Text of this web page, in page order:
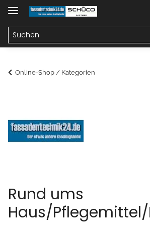
Online-Shop / Kategorien
Rund ums
Haus/